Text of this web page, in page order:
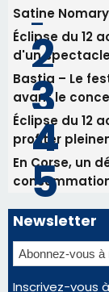
Newsletter
Inscrivez-vous
email les infos
nos meilleurs
Régie